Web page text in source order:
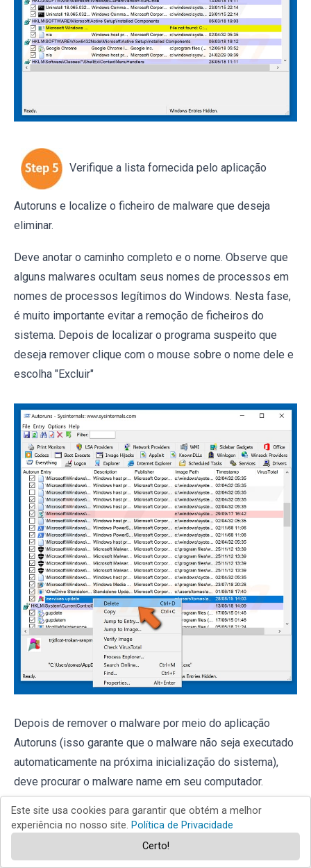
Verifique a lista fornecida pelo aplicação
Autoruns e localize o ficheiro de malware que deseja
eliminar.
Deve anotar o caminho completo e o nome. Observe que
alguns malwares ocultam seus nomes de processos em
nomes de processos legítimos do Windows. Nesta fase,
é muito importante evitar a remoção de ficheiros do
sistema. Depois de localizar o programa suspeito que
deseja remover clique com o mouse sobre o nome dele e
escolha "Excluir"
Depois de remover o malware por meio do aplicação
Autoruns (isso garante que o malware não seja executado
automaticamente na próxima inicialização do sistema),
deve procurar o malware name em seu computador.
continuar. Se encontrar o nome do ficheiro do malware,
Este site usa cookies para garantir que obtém a melhor
experiência no nosso site. Política de Privacidade
Certo!